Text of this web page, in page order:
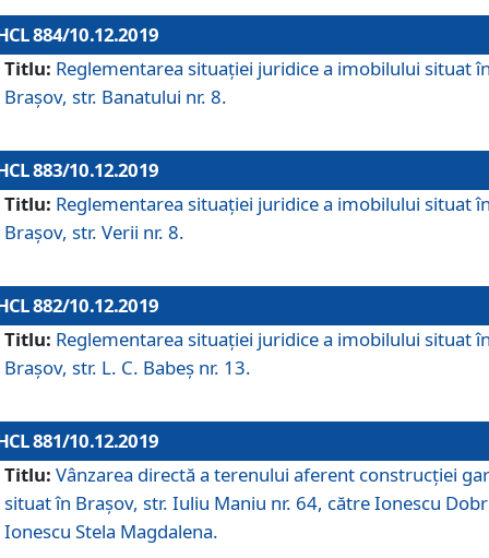
884/10.12.2019
Titlu: Reglementarea situației juridice a imobilului situat
Brașov, str. Banatului nr. 8.
883/10.12.2019
Titlu: Reglementarea situației juridice a imobilului situat
Brașov, str. Verii nr. 8.
882/10.12.2019
Titlu: Reglementarea situației juridice a imobilului situat
Brașov, str. L. C. Babeș nr. 13.
881/10.12.2019
Titlu: Vânzarea directă a terenului aferent construcției
situat în Brașov, str. Iuliu Maniu nr. 64, către Ionescu
Ionescu Stela Magdalena.